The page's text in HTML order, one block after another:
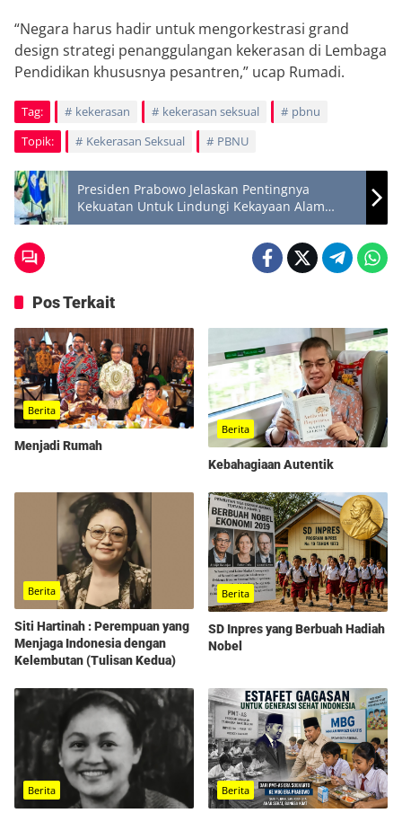
“Negara harus hadir untuk mengorkestrasi grand
design strategi penanggulangan kekerasan di Lembaga
Pendidikan khususnya pesantren,” ucap Rumadi.
Tag: kekerasan kekerasan seksual
pbnu
Topik:
Kekerasan Seksual PBNU
Presiden Prabowo Jelaskan Pentingnya
Kekuatan Untuk Lindungi Kekayaan Alam
NKRI
Pos Terkait
Berita
Menjadi Rumah
Berita
Kebahagiaan Autentik
Berita
Siti Hartinah : Perempuan yang
Menjaga Indonesia dengan
Kelembutan (Tulisan Kedua)
Berita
SD Inpres yang Berbuah Hadiah
Nobel
Berita Berita